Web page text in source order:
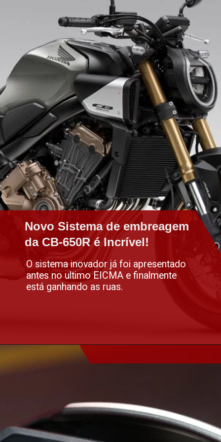
Novo Sistema de embreagem
da CB-650R é Incrível!
Novo Sistema de embreagem
da CB-650R é Incrível!
O sistema inovador já foi apresentado
antes no ultimo EICMA e finalmente
está ganhando as ruas.